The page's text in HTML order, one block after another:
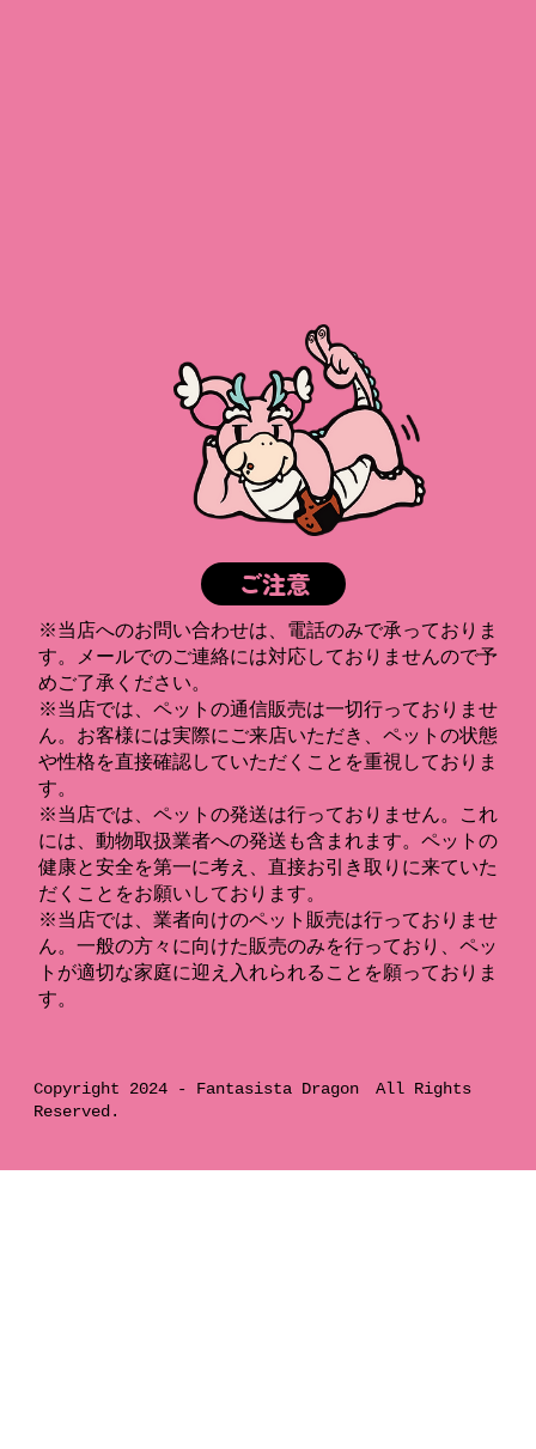
ご注意
※当店へのお問い合わせは、電話のみで承っておりま
す。メールでのご連絡には対応しておりませんので予
めご了承ください。
※当店では、ペットの通信販売は一切行っておりませ
ん。お客様には実際にご来店いただき、ペットの状態
や性格を直接確認していただくことを重視しておりま
す。
※当店では、ペットの発送は行っておりません。これ
には、動物取扱業者への発送も含まれます。ペットの
健康と安全を第一に考え、直接お引き取りに来ていた
だくことをお願いしております。
※当店では、業者向けのペット販売は行っておりませ
ん。一般の方々に向けた販売のみを行っており、ペッ
トが適切な家庭に迎え入れられることを願っておりま
す。
Copyright 2024 - Fantasista DragonAll Rights
Reserved.